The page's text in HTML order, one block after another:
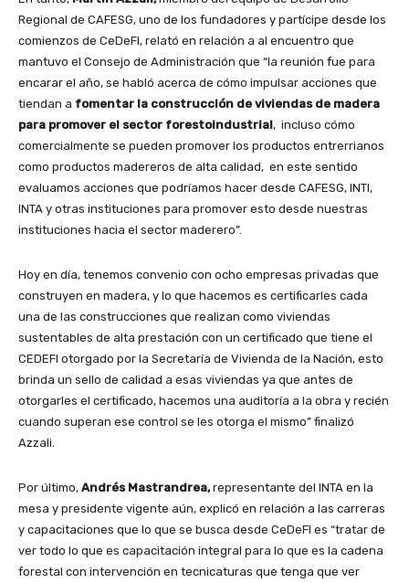
Regional de CAFESG, uno de los fundadores y partícipe desde los
comienzos de CeDeFI, relató en relación a al encuentro que
mantuvo el Consejo de Administración que “la reunión fue para
encarar el año, se habló acerca de cómo impulsar acciones que
tiendan a fomentar la construcción de viviendas de madera
para promover el sector forestoindustrial, incluso cómo
comercialmente se pueden promover los productos entrerrianos
como productos madereros de alta calidad, en este sentido
evaluamos acciones que podríamos hacer desde CAFESG, INTI,
INTA y otras instituciones para promover esto desde nuestras
instituciones hacia el sector maderero”.
Hoy en día, tenemos convenio con ocho empresas privadas que
construyen en madera, y lo que hacemos es certificarles cada
una de las construcciones que realizan como viviendas
sustentables de alta prestación con un certificado que tiene el
CEDEFI otorgado por la Secretaría de Vivienda de la Nación, esto
brinda un sello de calidad a esas viviendas ya que antes de
otorgarles el certificado, hacemos una auditoría a la obra y recién
cuando superan ese control se les otorga el mismo” finalizó
Azzali.
Por último, Andrés Mastrandrea,representante del INTA en la
mesa y presidente vigente aún, explicó en relación a las carreras
y capacitaciones que lo que se busca desde CeDeFI es “tratar de
ver todo lo que es capacitación integral para lo que es la cadena
forestal con intervención en tecnicaturas que tenga que ver